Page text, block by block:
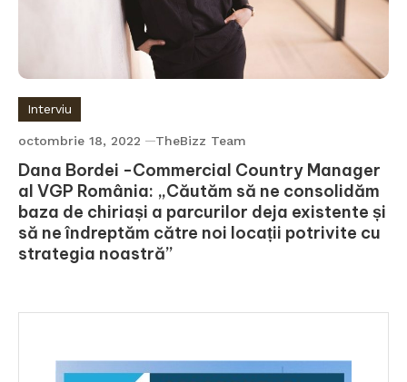
Interviu
octombrie 18, 2022 TheBizz Team
Dana Bordei -Commercial Country Manager
al VGP România: „Căutăm să ne consolidăm
baza de chiriași a parcurilor deja existente și
să ne îndreptăm către noi locații potrivite cu
strategia noastră”